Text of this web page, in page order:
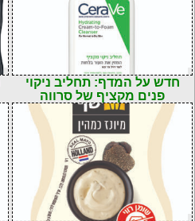
חדש על המדף: תחליב ניקוי
פנים מקציף של סרווה